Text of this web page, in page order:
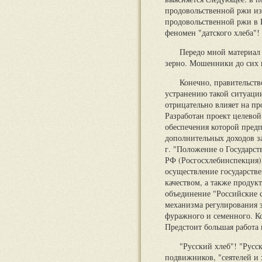
продовольственной ржи
продовольственной ржи
феномен "датского хлеба"!
Передо мной
зерно. Мошенники до сих
Конечно,
устранению такой
отрицательно влияет на
Разработан проект
обеспечения которой
дополнительных доходов
г. "Положение о
РФ
осуществление
качеством, а также
объединение "Российские
механизма
фуражного и семенного.
Предстоит большая
"Русский хлеб"!
подвижников, "сеятелей и